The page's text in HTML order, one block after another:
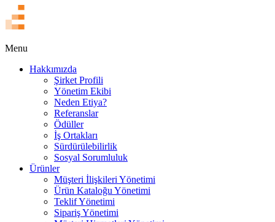
Menu
Hakkımızda
Şirket Profili
Yönetim Ekibi
Neden Etiya?
Referanslar
Ödüller
İş Ortakları
Sürdürülebilirlik
Sosyal Sorumluluk
Ürünler
Müşteri İlişkileri Yönetimi
Ürün Kataloğu Yönetimi
Teklif Yönetimi
Sipariş Yönetimi